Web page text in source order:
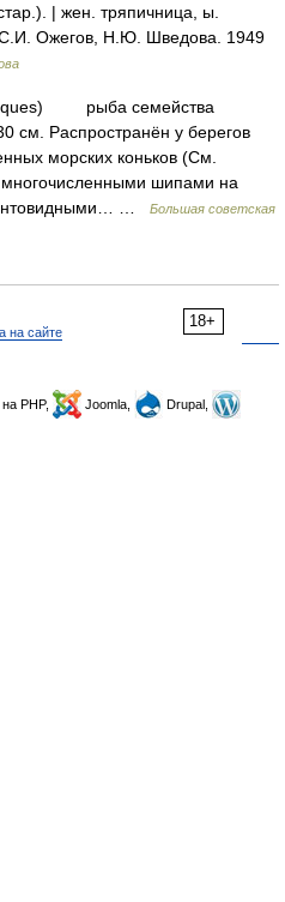
| жен. тряпичница, ы.
С.И. Ожегов, Н.Ю. Шведова. 1949
рыба семейства
см. Распространён у берегов
морских коньков (См.
многочисленными шипами на
…
Большая советская
18+
на сайте
PHP, Joomla,
Drupal,